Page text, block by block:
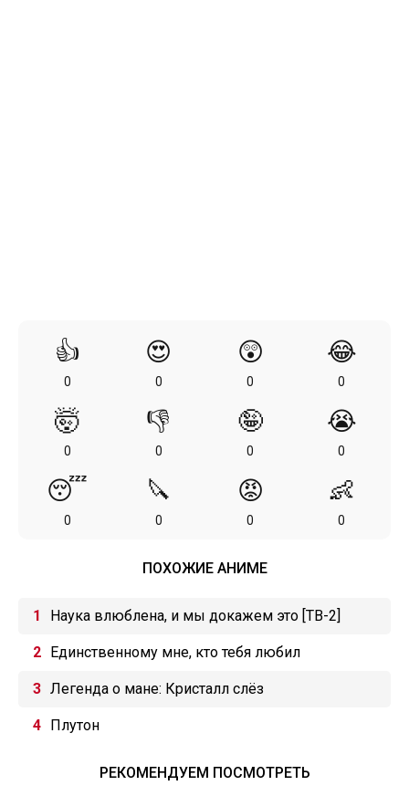
👍
0
😍
0
😲
0
😂
0
🤯
0
👎
0
🤪
0
😭
0
😴
0
🔪
0
😡
0
👶
0
ПОХОЖИЕ АНИМЕ
Наука влюблена, и мы докажем это [ТВ-2]
Единственному мне, кто тебя любил
Легенда о мане: Кристалл слёз
Плутон
РЕКОМЕНДУЕМ ПОСМОТРЕТЬ